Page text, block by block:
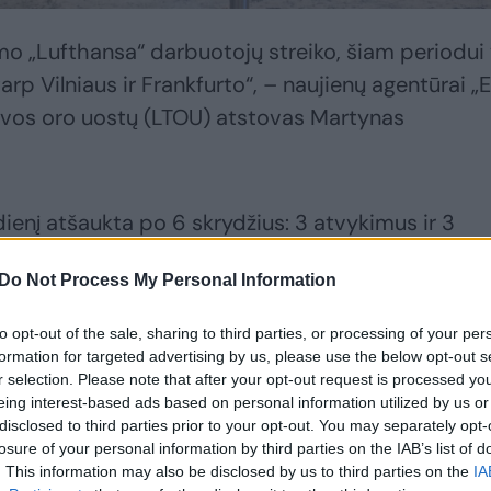
Do Not Process My Personal Information
opt-out of the sale, sharing to third parties, or processing of your
for targeted advertising by us, please use the below opt-out
selection. Please note that after your opt-out request is processed
interest-based ads based on personal information utilized by us
to third parties prior to your opt-out. You may separately
of your personal information by third parties on the IAB’s list of
This information may also be disclosed by us to third parties on the
„Lufthansa“ darbuotojų streiko, šiam periodui
Vilniaus ir Frankfurto“, – naujienų agentūrai
oro uostų (LTOU) atstovas Martynas
atšaukta po 6 skrydžius: 3 atvykimus ir 3
atstovas, taip pat atšauktas vienas išvykstantis
paveiktiems ar keliones planuojantiems
oficialią „Lufthansos“ teikiamą informaciją.